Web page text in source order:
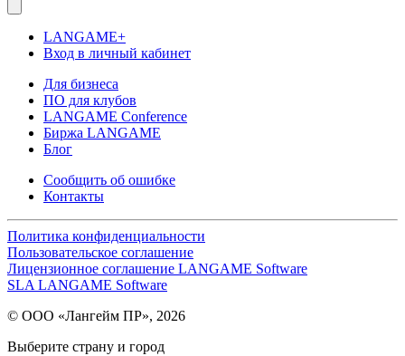
LANGAME+
Вход в личный кабинет
Для бизнеса
ПО для клубов
LANGAME Conference
Биржа LANGAME
Блог
Сообщить об ошибке
Контакты
Политика конфиденциальности
Пользовательское соглашение
Лицензионное соглашение LANGAME Software
SLA LANGAME Software
© ООО «Лангейм ПР», 2026
Выберите страну и город